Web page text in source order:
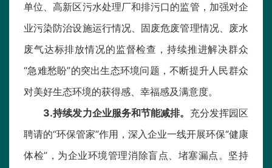
单位、高新区污水处理厂和排污口的监管，加强对企
业污染防治设施运行情况、固废危废管理情况、废水
废气达标排放情况的监督检查，持续推进解决群众
“急难愁盼”的突出生态环境问题，不断提升人民群众
对美好生态环境的获得感、幸福感及满意度。
3.持续发力企业服务和节能减排。 充分发挥园区
聘请的“环保管家”作用，深入企业一线开展环保“健康
体检”，为企业环境管理消除盲点、堵塞漏点。坚持